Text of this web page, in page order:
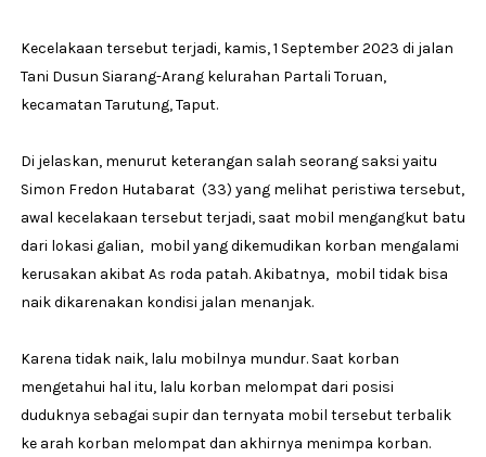
Kecelakaan tersebut terjadi, kamis, 1 September 2023 di jalan
Tani Dusun Siarang-Arang kelurahan Partali Toruan,
kecamatan Tarutung, Taput.
Di jelaskan, menurut keterangan salah seorang saksi yaitu
Simon Fredon Hutabarat (33) yang melihat peristiwa tersebut,
awal kecelakaan tersebut terjadi, saat mobil mengangkut batu
dari lokasi galian, mobil yang dikemudikan korban mengalami
kerusakan akibat As roda patah. Akibatnya, mobil tidak bisa
naik dikarenakan kondisi jalan menanjak.
Karena tidak naik, lalu mobilnya mundur. Saat korban
mengetahui hal itu, lalu korban melompat dari posisi
duduknya sebagai supir dan ternyata mobil tersebut terbalik
ke arah korban melompat dan akhirnya menimpa korban.